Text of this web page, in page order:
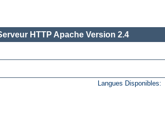
HTTP Apache Version 2.4
Langues Disponibles: